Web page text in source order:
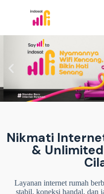
Nikmati
&
Layanan internet rumah
stabil, koneksi handal, dan